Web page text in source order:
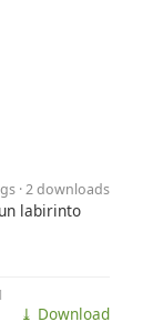
· 2 downloads
labirinto
⤓ Download